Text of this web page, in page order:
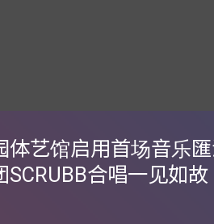
体艺馆启用首场音乐
合唱一见如故